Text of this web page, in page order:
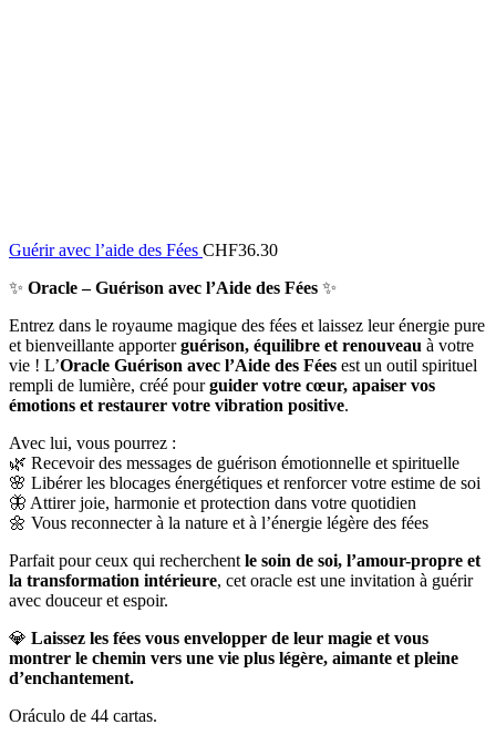
Guérir avec l’aide des Fées CHF36.30
✨ Oracle – Guérison avec l’Aide des Fées ✨
Entrez dans le royaume magique des fées et laissez leur énergie pure
et bienveillante apporterguérison, équilibre et renouveau à votre
vie ! L’Oracle Guérison avec l’Aide des Fées est un outil spirituel
rempli de lumière, créé pourguider votre cœur, apaiser vos
émotions et restaurer votre vibration positive.
Avec lui, vous pourrez :
🌿 Recevoir des messages de guérison émotionnelle et spirituelle
🌸 Libérer les blocages énergétiques et renforcer votre estime de soi
🦋 Attirer joie, harmonie et protection dans votre quotidien
🌼 Vous reconnecter à la nature et à l’énergie légère des fées
Parfait pour ceux qui recherchent le soin de soi, l’amour-propre et
la transformation intérieure, cet oracle est une invitation à guérir
avec douceur et espoir.
💎 Laissez les fées vous envelopper de leur magie et vous
montrer le chemin vers une vie plus légère, aimante et pleine
d’enchantement.
Oráculo de 44 cartas.